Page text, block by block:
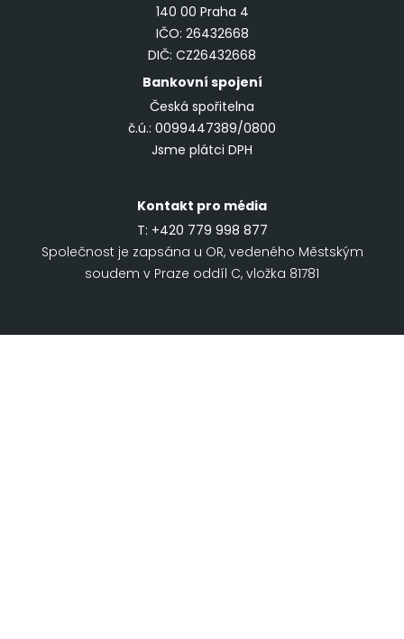
140 00 Praha 4
IČO: 26432668
DIČ: CZ26432668
Bankovní spojení
Česká spořitelna
č.ú.: 0099447389/0800
Jsme plátci DPH
Kontakt pro média
T: +420 779 998 877
Společnost je zapsána u OR, vedeného Městským
soudem v Praze oddíl C, vložka 81781